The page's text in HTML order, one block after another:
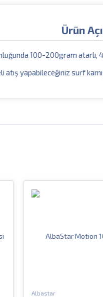
Ürün
100-200gram atarlı,
atış yapabileceğiniz surf
Albastar